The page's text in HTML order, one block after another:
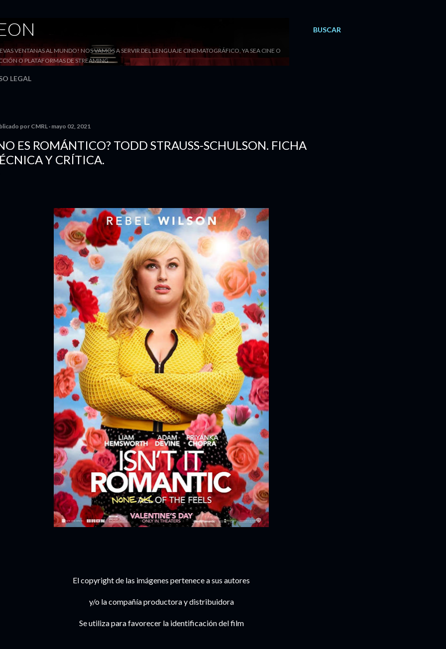
BUSCAR
VENTANAS AL MUNDO! NOS VAMOS A SERVIR DEL LENGUAJE CINEMATOGRÁFICO, YA SEA CINE O
O PLATAFORMAS DE STREAMING
LEGAL
porCMRL mayo 02, 2021
ES ROMÁNTICO? TODD STRAUSS-SCHULSON. FICHA
Y CRÍTICA.
El copyright de las imágenes pertenece a sus autores
y/o la compañía productora y distribuidora
Se utiliza para favorecer la identificación del film